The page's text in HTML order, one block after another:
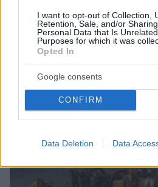
I want to opt-out of Collection,
Retention, Sale, and/or
Personal Data that Is
Purposes for which it was
Opted In
Google consents
CONFIRM
Data Deletion Data
Φιλελληνισμού.